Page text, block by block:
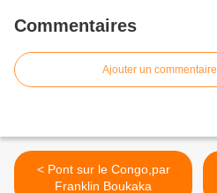
Commentaires
Ajouter un commentaire
< Pont sur le Congo,par
Franklin Boukaka